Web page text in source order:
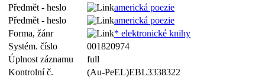
Předmět - heslo
americká poezie
Předmět - heslo
americká poezie
Forma, žánr
* elektronické knihy
Systém. číslo
001820974
Úplnost záznamu
full
Kontrolní č.
(Au-PeEL)EBL3338322